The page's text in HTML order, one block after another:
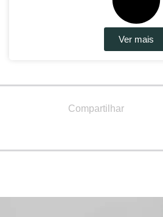
Ver mais
Compartilhar